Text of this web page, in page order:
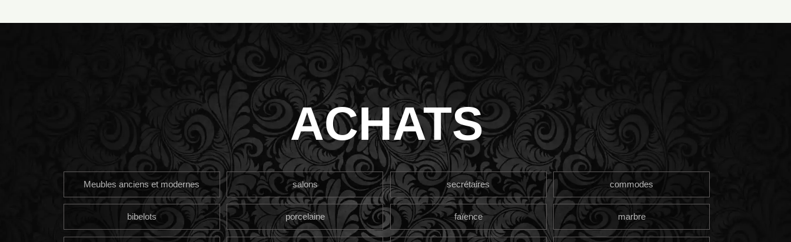
ACHATS
Meubles anciens et modernes salons secrétaires commodes
bibelots porcelaine faïence marbre